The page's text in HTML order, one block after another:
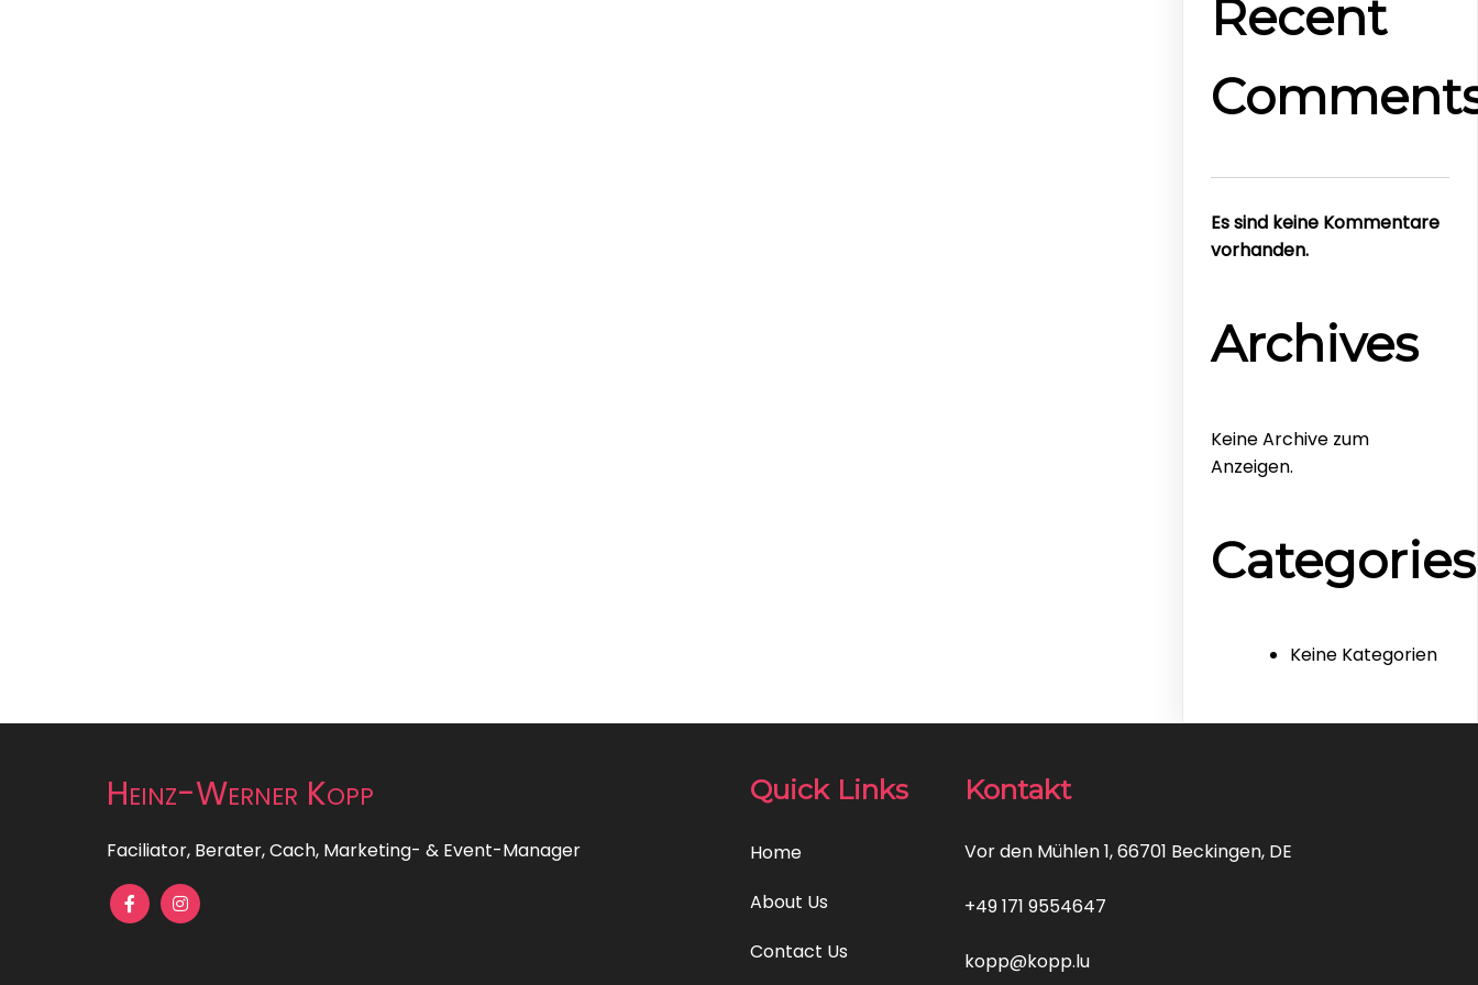
Recent
Es sind keine Kommentare
vorhanden.
Archives
Keine Archive zum
Anzeigen.
Categories
Keine Kategorien
Heinz-Werner Kopp
Faciliator, Berater, Cach, Marketing- & Event-Manager
Quick Links
Home
About Us
Contact Us
Kontakt
Vor den Mühlen 1, 66701 Beckingen, DE
+49 171 9554647
kopp@kopp.lu